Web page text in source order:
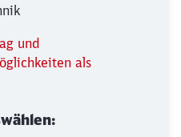
und
als